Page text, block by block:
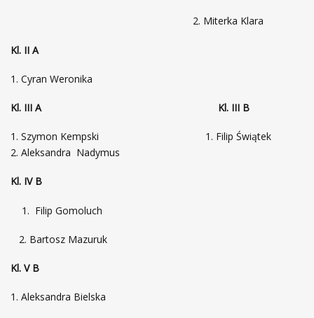
2. Miterka Klara
Kl. II A
Cyran Weronika
Kl. III A Kl. III B
Szymon Kempski
1. Filip Świątek
Aleksandra Nadymus
Kl. IV B
1. Filip Gomoluch
2. Bartosz Mazuruk
Kl. V B
1. Aleksandra Bielska